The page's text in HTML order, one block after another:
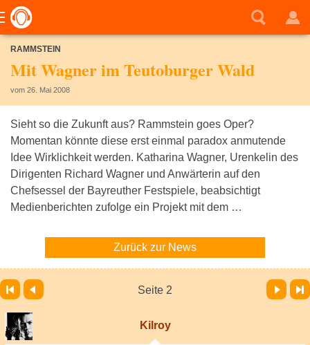
RAMMSTEIN
Mit Wagner im Teutoburger Wald
vom 26. Mai 2008
Sieht so die Zukunft aus? Rammstein goes Oper?
Momentan könnte diese erst einmal paradox anmutende
Idee Wirklichkeit werden. Katharina Wagner, Urenkelin des
Dirigenten Richard Wagner und Anwärterin auf den
Chefsessel der Bayreuther Festspiele, beabsichtigt
Medienberichten zufolge ein Projekt mit dem …
Zurück zur News
Seite 2
Vor Letzte Seite
Kilroy